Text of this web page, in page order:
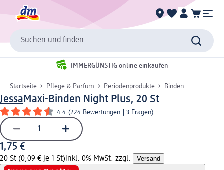
Suchen und finden
IMMERGÜNSTIG online einkaufen
Startseite Pflege & Parfum Periodenprodukte Binden
JessaMaxi-Binden Night Plus, 20 St
4.4 (224 Bewertungen 3 Fragen)
1,75 €
20 St (0,09 € je 1 St)inkl. 0% MwSt. zzgl. Versand